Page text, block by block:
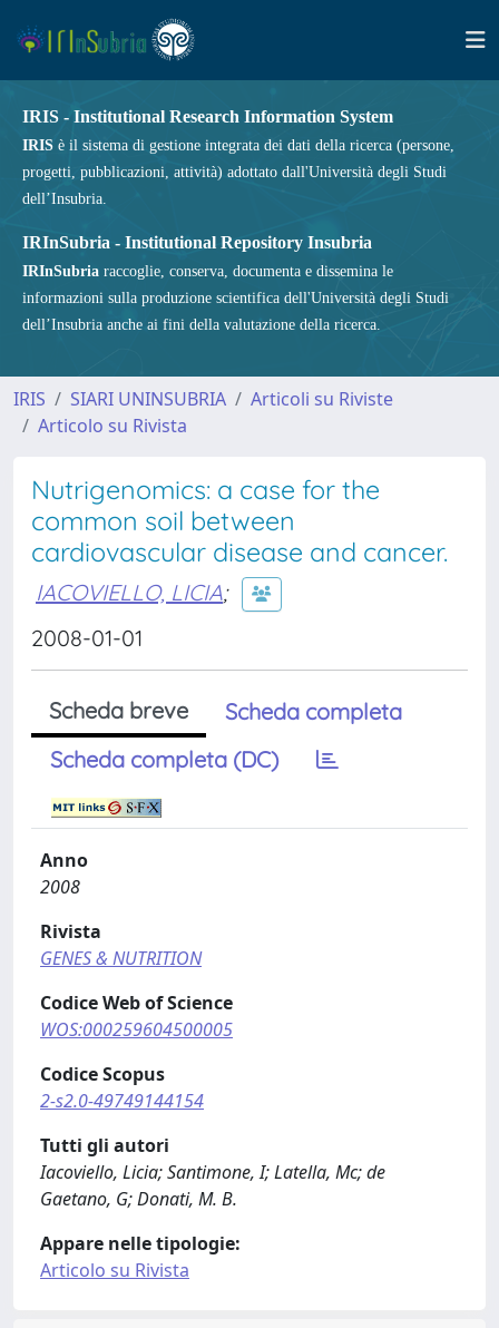
IRIS - Institutional Research Information System
IRIS è il sistema di gestione integrata dei dati della ricerca (persone,
progetti, pubblicazioni, attività) adottato dall'Università degli Studi
dell’Insubria.
IRInSubria - Institutional Repository Insubria
IRInSubria raccoglie, conserva, documenta e dissemina le
informazioni sulla produzione scientifica dell'Università degli Studi
dell’Insubria anche ai fini della valutazione della ricerca.
IRIS SIARI UNINSUBRIA
Articoli su Riviste
Articolo su Rivista
Nutrigenomics: a case for the
common soil between
cardiovascular disease and cancer.
IACOVIELLO, LICIA;
2008-01-01
Scheda breve
Scheda completa
Scheda completa (DC)
Anno
2008
Rivista
GENES & NUTRITION
Codice Web of Science
WOS:000259604500005
Codice Scopus
2-s2.0-49749144154
Tutti gli autori
Iacoviello, Licia; Santimone, I; Latella, Mc; de
Gaetano, G; Donati, M. B.
Appare nelle tipologie:
Articolo su Rivista